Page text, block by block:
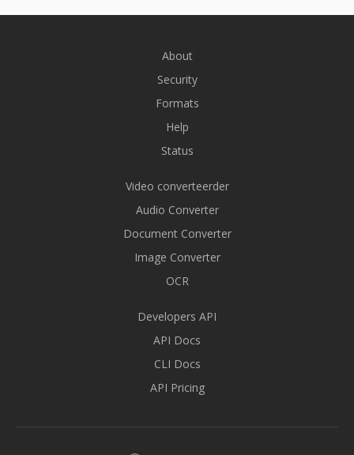
About
Security
Formats
Help
Status
Video converteerder
Audio Converter
Document Converter
Image Converter
OCR
Developers API
API Docs
CLI Docs
API Pricing